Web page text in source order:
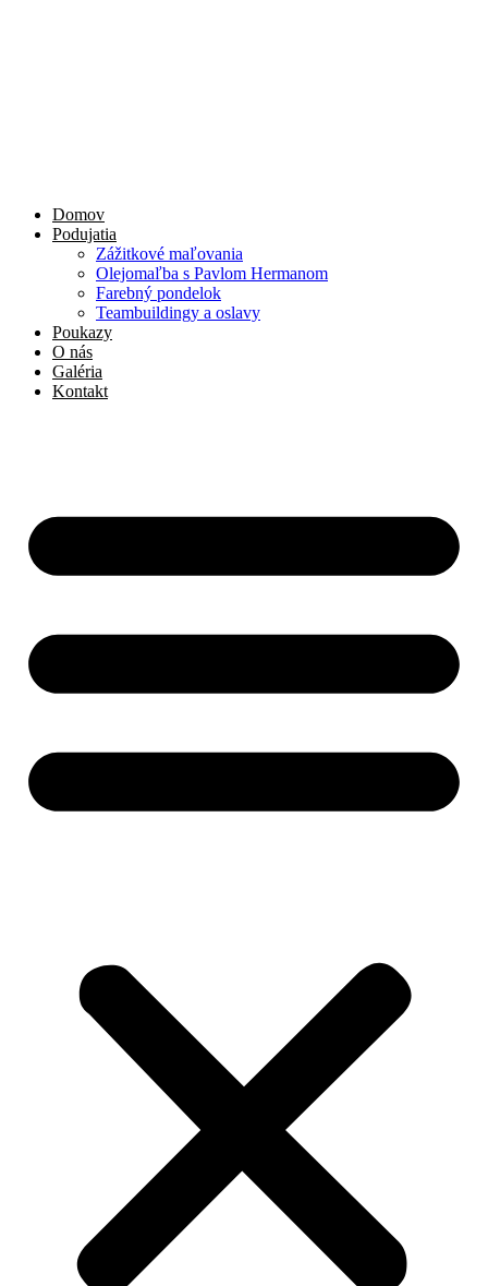
Domov
Podujatia
Zážitkové maľovania
Olejomaľba s Pavlom Hermanom
Farebný pondelok
Teambuildingy a oslavy
Poukazy
O nás
Galéria
Kontakt